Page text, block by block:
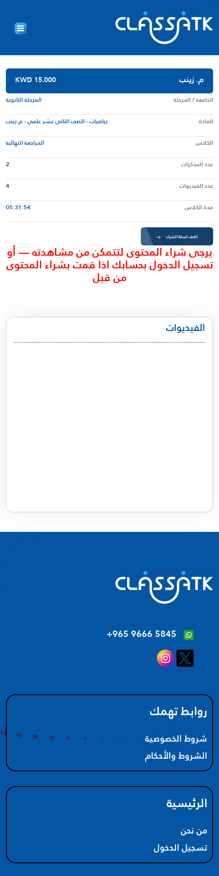
م. زينب KWD 15.000
الجامعة / المرحلة
المرحلة الثانوية
المادة
رياضيات - الصف الثاني عشر علمي - م.زينب
الكلاس
المراجعة النهائية
عدد المذكرات
2
عدد الفيديوات
4
مدة الكلاس
05:31:54
اضف لسلة الشراء
يرجى شراء المحتوى لتتمكن من مشاهدته — أو
تسجيل الدخول بحسابك اذا قمت بشراء المحتوى
من قبل
الفيديوات
‪+965 9666 5845‬
روابط تهمك
شروط الخصوصية
الشروط والأحكام
الرئيسية
من نحن
تسجيل الدخول